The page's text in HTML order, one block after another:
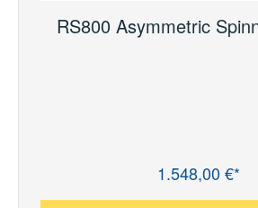
RS800 Asymmetric
1.548,00 €*